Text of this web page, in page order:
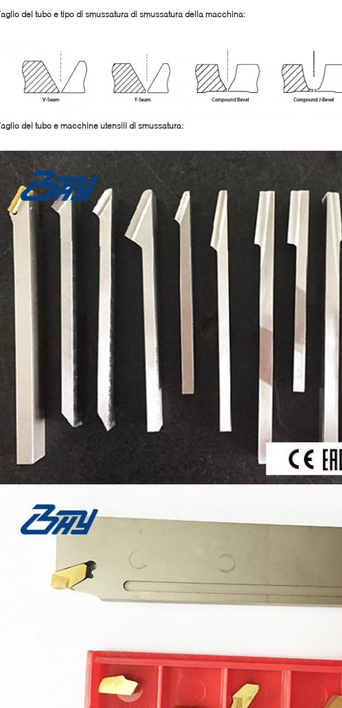
del tubo e tipo di smussatura di smussatura della macchina:
del tubo e macchine utensili di smussatura: